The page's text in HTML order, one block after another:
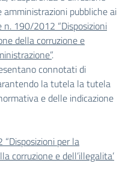
pubbliche ai
190/2012 “Disposizioni
della corruzione e
.
connotati di
la tutela la tutela
e delle indicazione
per la
corruzione e dell’illegalita’